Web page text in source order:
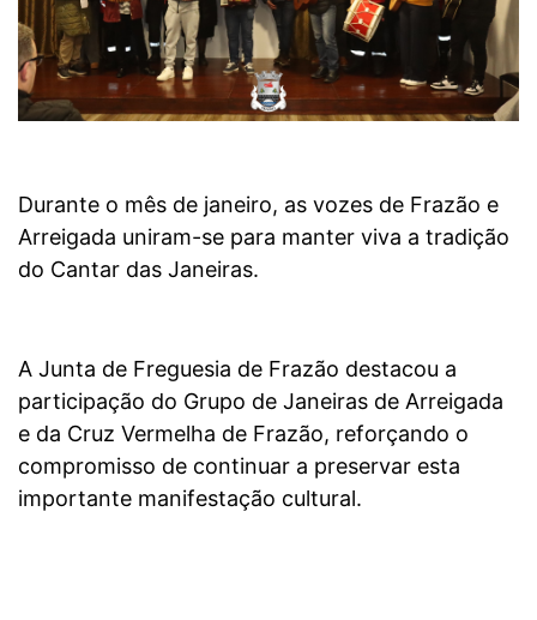
Durante o mês de janeiro, as vozes de Frazão e
Arreigada uniram-se para manter viva a tradição
do Cantar das Janeiras.
A Junta de Freguesia de Frazão destacou a
participação do Grupo de Janeiras de Arreigada
e da Cruz Vermelha de Frazão, reforçando o
compromisso de continuar a preservar esta
importante manifestação cultural.